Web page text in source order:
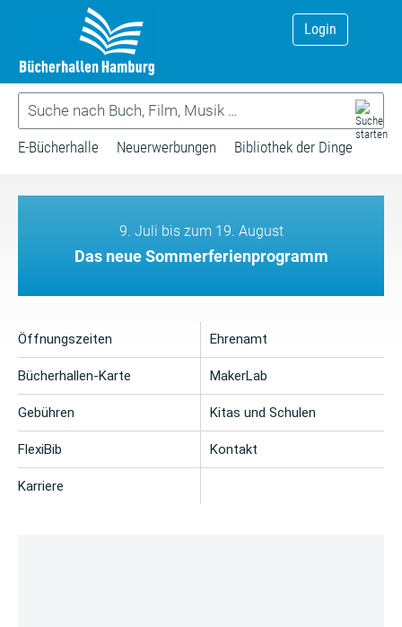
Login
E-Bücherhalle Neuerwerbungen Bibliothek der Dinge
9. Juli bis zum 19. August
Das neue Sommerferienprogramm
Öffnungszeiten
Bücherhallen-Karte
Gebühren
FlexiBib
Karriere
Ehrenamt
MakerLab
Kitas und Schulen
Kontakt